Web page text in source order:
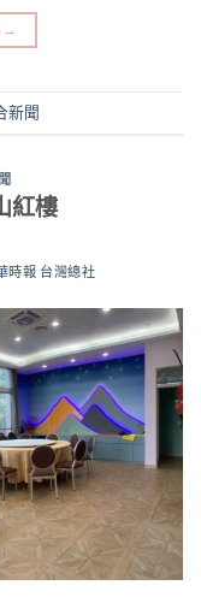
→
新聞
紅樓
時報 台灣總社